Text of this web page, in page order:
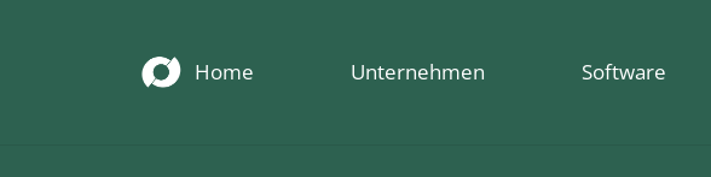
Home Unternehmen Software